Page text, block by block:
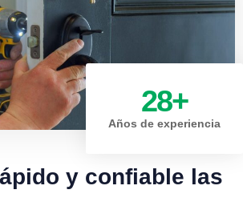
Años de experiencia
28+
y confiable las